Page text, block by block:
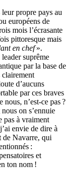
propre pays au
européens de
mois l’écrasante
pittoresque mais
en chef».
suprême
par la base de
d’aucuns
par ces braves
n’est-ce pas ?
nous on s’ennuie
pas à vraiment
envie de dire à
de Navarre, qui
:
et
ton nom !